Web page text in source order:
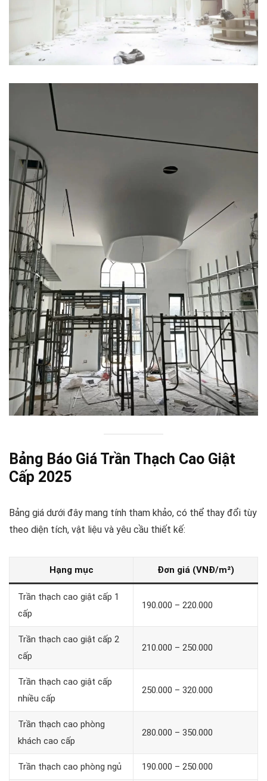
Bảng Báo Giá Trần Thạch Cao Giật
Cấp 2025
Bảng giá dưới đây mang tính tham khảo, có thể thay đổi tùy
theo diện tích, vật liệu và yêu cầu thiết kế:
Hạng mục Đơn giá (VNĐ/m²)
Trần thạch cao giật cấp 1
cấp
190.000 – 220.000
Trần thạch cao giật cấp 2
cấp
210.000 – 250.000
Trần thạch cao giật cấp
nhiều cấp
250.000 – 320.000
Trần thạch cao phòng
khách cao cấp
280.000 – 350.000
Trần thạch cao phòng ngủ 190.000 – 250.000